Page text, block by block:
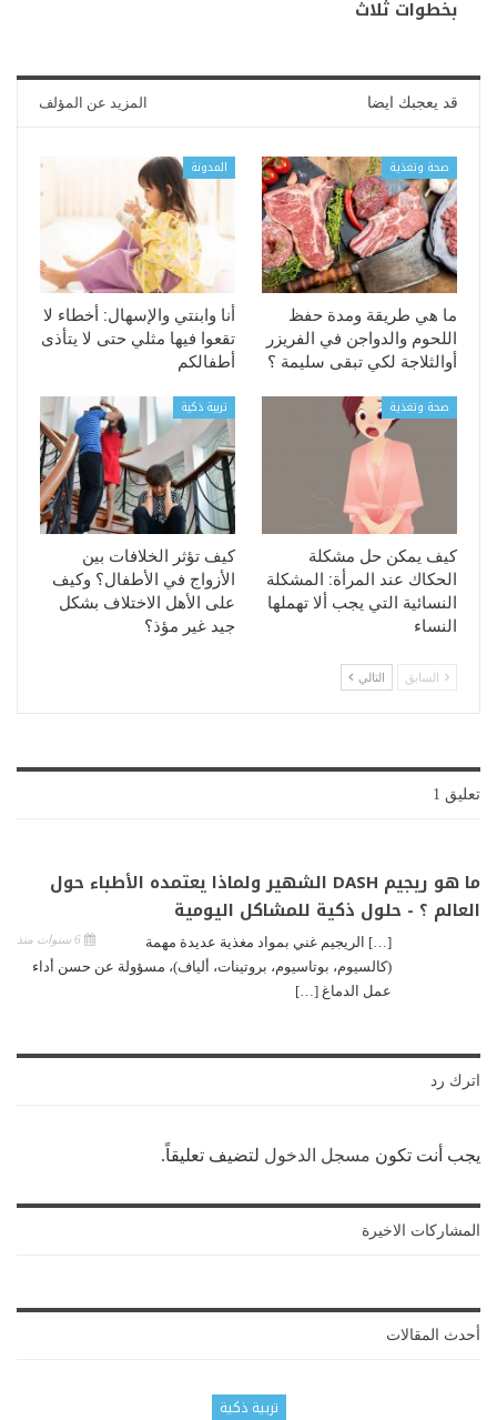
بخطوات ثلاث
قد يعجبك ايضا المزيد عن المؤلف
صحة وتغذية
ما هي طريقة ومدة حفظ
اللحوم والدواجن في الفريزر
أوالثلاجة لكي تبقى سليمة ؟
المدونة
أنا وابنتي والإسهال: أخطاء لا
تقعوا فيها مثلي حتى لا يتأذى
أطفالكم
صحة وتغذية
كيف يمكن حل مشكلة
الحكاك عند المرأة: المشكلة
النسائية التي يجب ألا تهملها
النساء
تربية ذكية
كيف تؤثر الخلافات بين
الأزواج في الأطفال؟ وكيف
على الأهل الاختلاف بشكل
جيد غير مؤذ؟
السابق التالي
تعليق 1
ما هو ريجيم DASH الشهير ولماذا يعتمده الأطباء حول
العالم ؟ - حلول ذكية للمشاكل اليومية
[…] الريجيم غني بمواد مغذية عديدة مهمة
(كالسيوم، بوتاسيوم، بروتينات، ألياف)، مسؤولة عن حسن أداء
عمل الدماغ […]
اترك رد
يجب أنت تكون مسجل الدخول لتضيف تعليقاً.
المشاركات الاخيرة
أحدث المقالات
تربية ذكية